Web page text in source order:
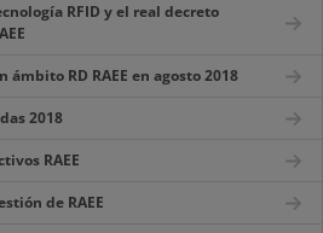
RFID y el real decreto
RD RAEE en agosto 2018
2018
RAEE
de RAEE